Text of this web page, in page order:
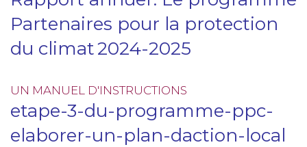
Partenaires pour la protection
du climat 2024-2025
UN MANUEL D'INSTRUCTIONS
etape-3-du-programme-ppc-
elaborer-un-plan-daction-local